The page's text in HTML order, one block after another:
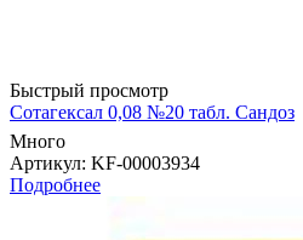
Быстрый просмотр
Сотагексал 0,08 №20 табл. Сандоз
Много
Артикул: KF-00003934
Подробнее